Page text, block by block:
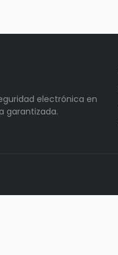
electrónica en
garantizada.